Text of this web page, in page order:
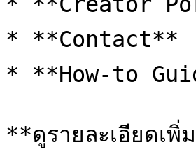
* **Contact** :
* **How-to
**ดูรายละเอียด